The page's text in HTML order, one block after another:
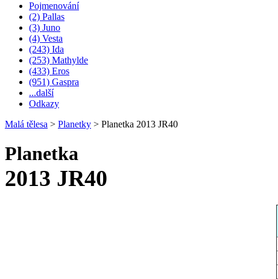
Pojmenování
(2) Pallas
(3) Juno
(4) Vesta
(243) Ida
(253) Mathylde
(433) Eros
(951) Gaspra
...další
Odkazy
Malá tělesa > Planetky > Planetka 2013 JR40
Planetka
2013 JR40